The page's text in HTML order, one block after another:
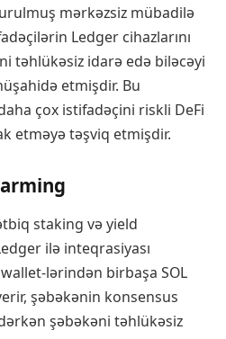
mərkəzsiz mübadilə
Ledger cihazlarını
təhlükəsiz idarə edə biləcəyi
etmişdir. Bu
çox istifadəçini riskli DeFi
etməyə təşviq etmişdir.
staking və yield
ilə inteqrasiyası
lərindən birbaşa SOL
şəbəkənin konsensus
şəbəkəni təhlükəsiz